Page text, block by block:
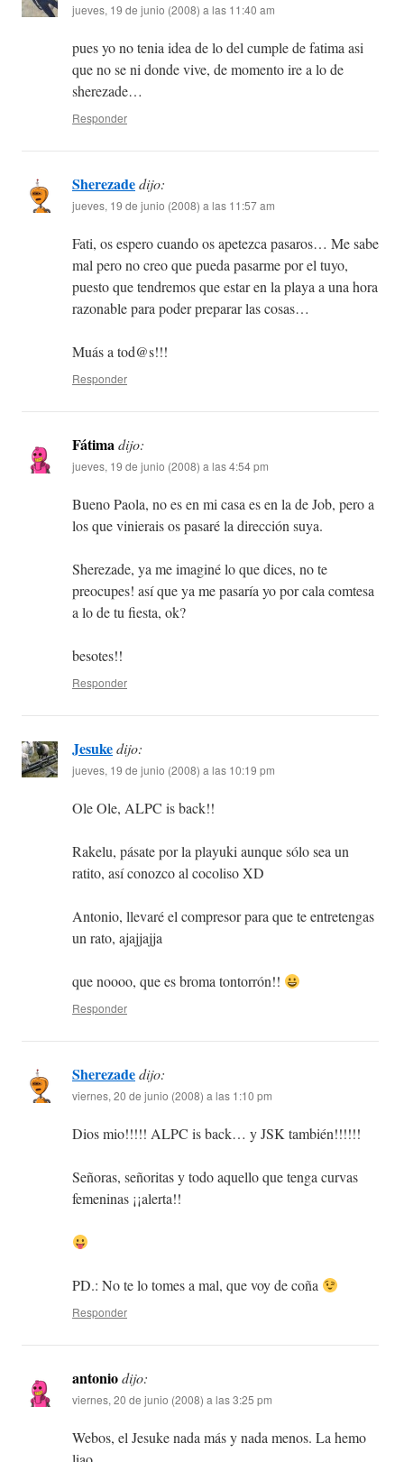
jueves, 19 de junio (2008) a las 11:40 am
pues yo no tenia idea de lo del cumple de fatima asi
que no se ni donde vive, de momento ire a lo de
sherezade…
Responder
Sherezadedijo:
jueves, 19 de junio (2008) a las 11:57 am
Fati, os espero cuando os apetezca pasaros… Me sabe
mal pero no creo que pueda pasarme por el tuyo,
puesto que tendremos que estar en la playa a una hora
razonable para poder preparar las cosas…
Muás a tod@s!!!
Responder
Fátimadijo:
jueves, 19 de junio (2008) a las 4:54 pm
Bueno Paola, no es en mi casa es en la de Job, pero a
los que vinierais os pasaré la dirección suya.
Sherezade, ya me imaginé lo que dices, no te
preocupes! así que ya me pasaría yo por cala comtesa
a lo de tu fiesta, ok?
besotes!!
Responder
Jesukedijo:
jueves, 19 de junio (2008) a las 10:19 pm
Ole Ole, ALPC is back!!
Rakelu, pásate por la playuki aunque sólo sea un
ratito, así conozco al cocoliso XD
Antonio, llevaré el compresor para que te entretengas
un rato, ajajjajja
que noooo, que es broma tontorrón!!
Responder
Sherezadedijo:
viernes, 20 de junio (2008) a las 1:10 pm
Dios mio!!!!! ALPC is back… y JSK también!!!!!!
Señoras, señoritas y todo aquello que tenga curvas
femeninas ¡¡alerta!!
PD.: No te lo tomes a mal, que voy de coña
Responder
antoniodijo:
viernes, 20 de junio (2008) a las 3:25 pm
Webos, el Jesuke nada más y nada menos. La hemo